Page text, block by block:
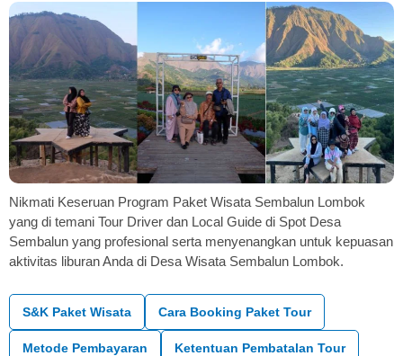
Nikmati Keseruan Program Paket Wisata Sembalun Lombok
yang di temani Tour Driver dan Local Guide di Spot Desa
Sembalun yang profesional serta menyenangkan untuk kepuasan
aktivitas liburan Anda di Desa Wisata Sembalun Lombok.
S&K Paket Wisata Cara Booking Paket Tour
Metode Pembayaran Ketentuan Pembatalan Tour